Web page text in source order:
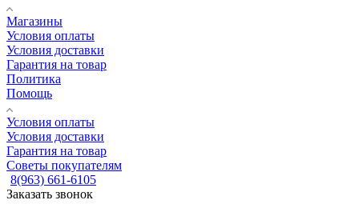
Магазины
Условия оплаты
Условия доставки
Гарантия на товар
Политика
Помощь
Условия оплаты
Условия доставки
Гарантия на товар
Советы покупателям
8(963) 661-6105
Заказать звонок